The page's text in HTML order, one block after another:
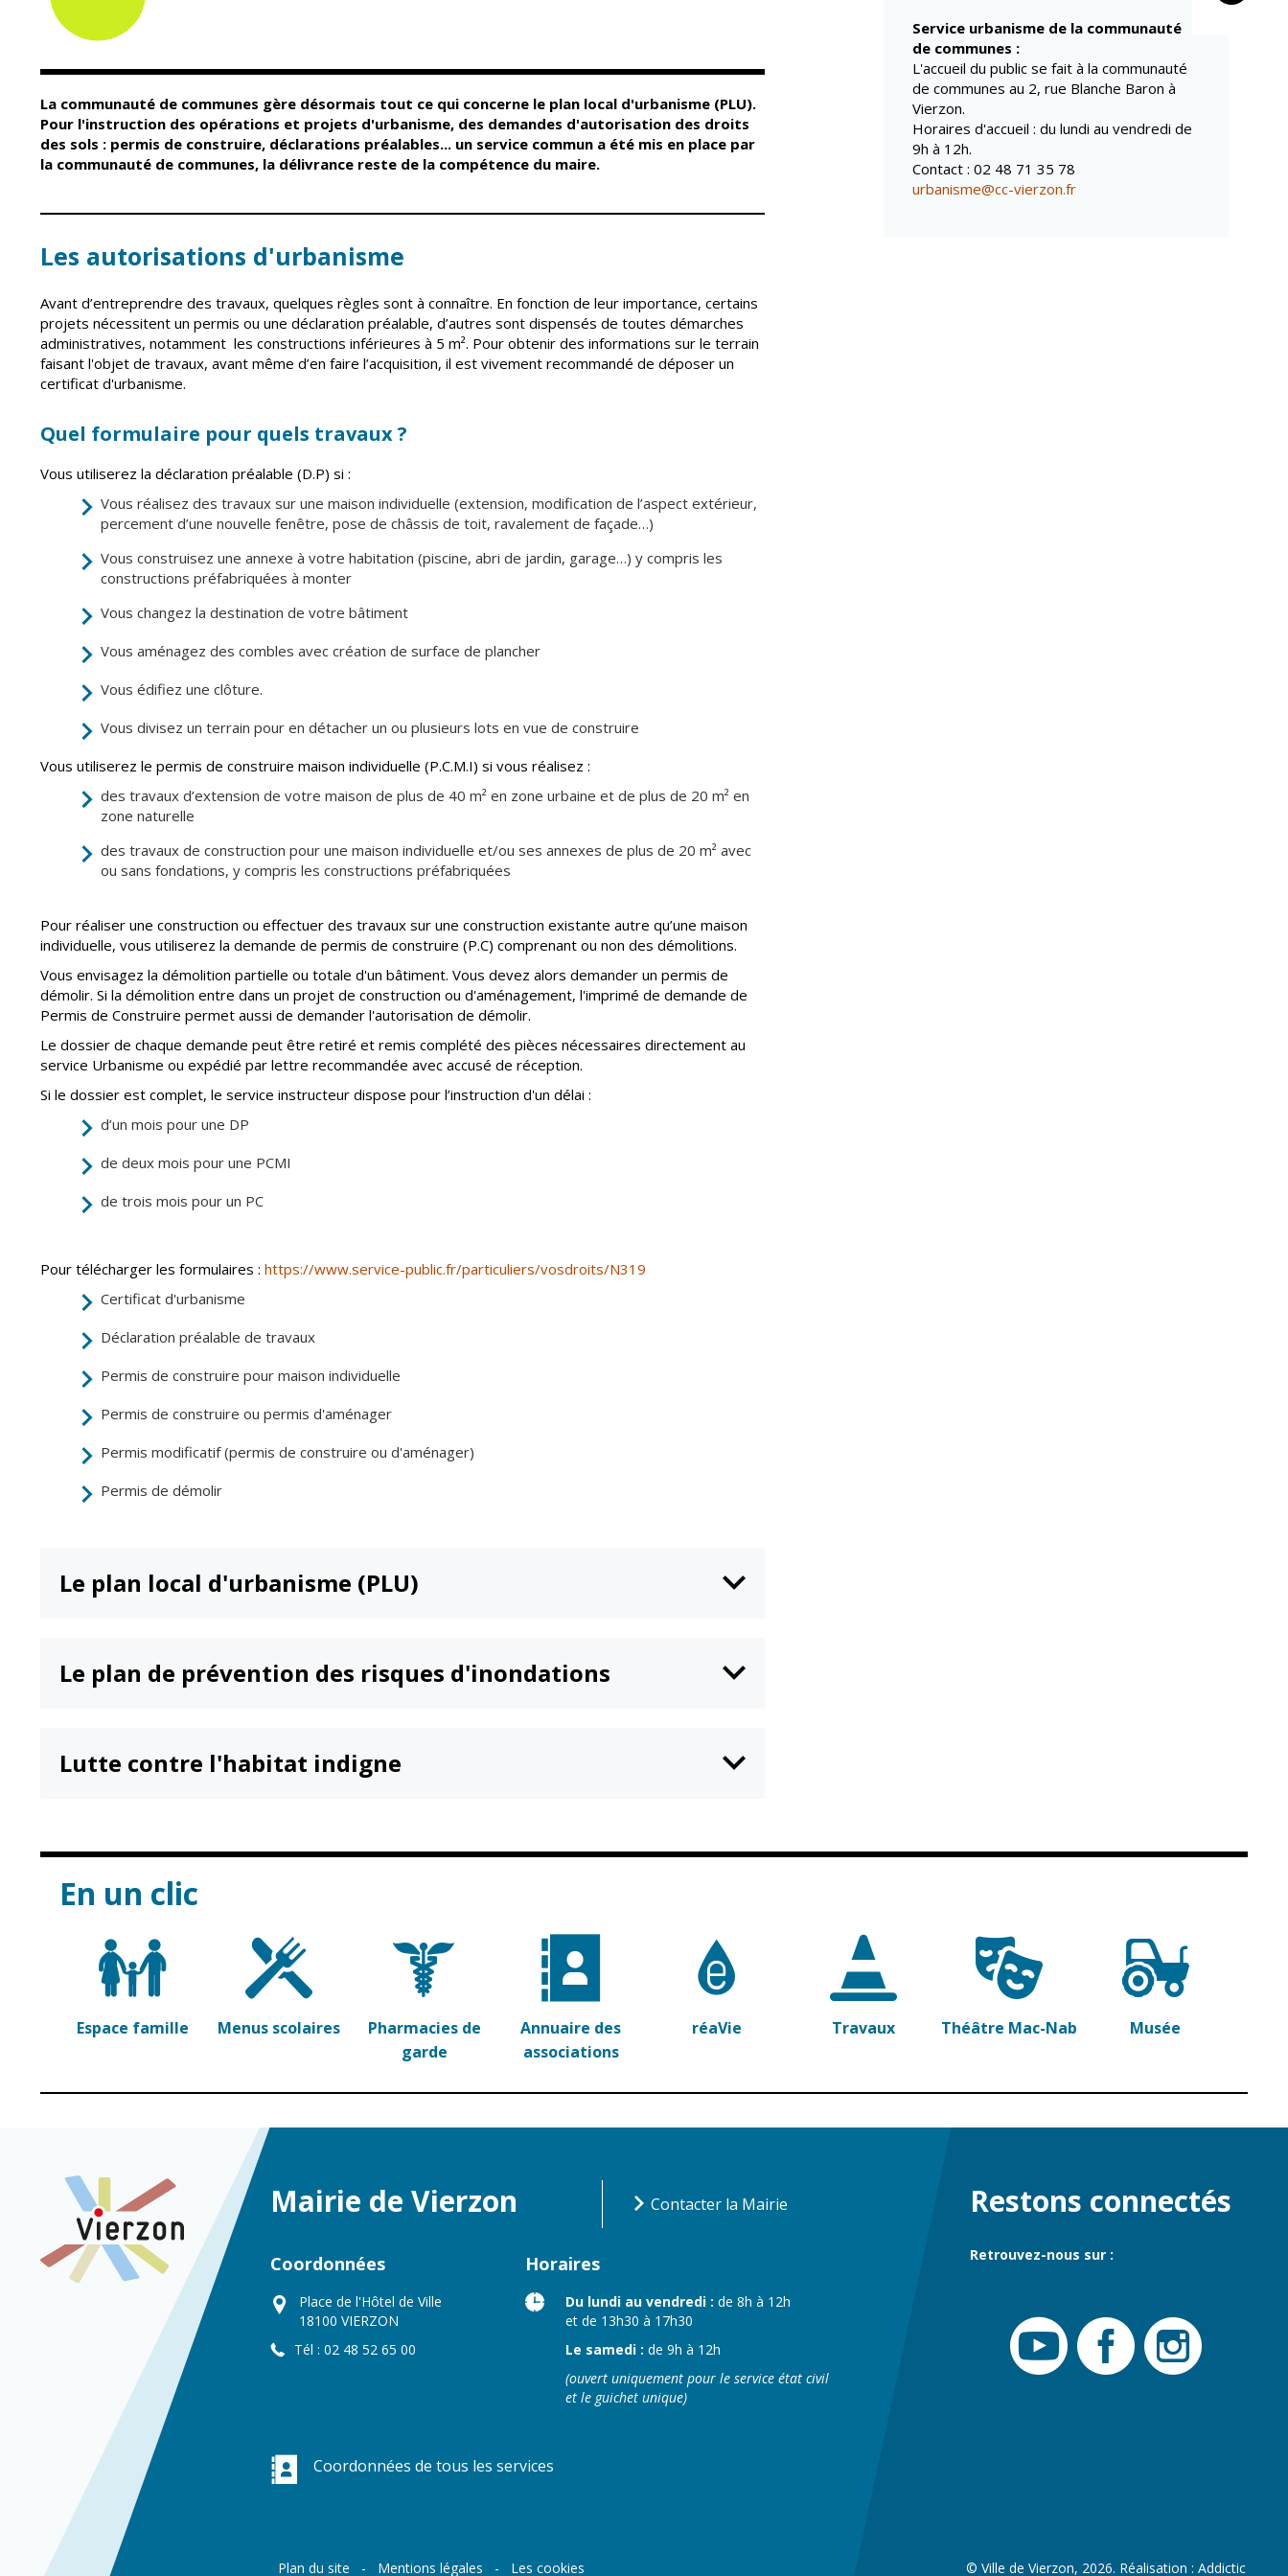
Conseil Municipal
Services de la Ville
Marchés publics
Cimetières
Titres d'identité
Élections
Jumelages
actes
administratifs
Journal municipal
Actualités
Fil de l'info
Multi-accueil
Scolarité
Établissements
scolaires
éducative et
inclusion
Inscriptions
scolaires 2026-2027
Enfance jeunesse
Centres de loisirs
Point information
municipale
L'EHPAD
Autonomie
seniors
Santé
Contrat local de
Pharmacies de
garde
Conservatoire
Ateliers arts
plastiques
Musée
Archives du
vendredi
Sports
Associations
Démarches des
Espaces verts
Réglementation
Transports
Tranquillité
publique
Renouvellement
quartiers
d'enfants
Conseil citoyen
La communauté de communes gère désormais tout ce qui concerne le plan local d'urbanisme (PLU).
Pour l'instruction des opérations et projets d'urbanisme, des demandes d'autorisation des droits
des sols : permis de construire, déclarations préalables... un service commun a été mis en place par
la communauté de communes, la délivrance reste de la compétence du maire.
Les autorisations d'urbanisme
Avant d’entreprendre des travaux, quelques règles sont à connaître. En fonction de leur importance, certains
projets nécessitent un permis ou une déclaration préalable, d’autres sont dispensés de toutes démarches
administratives, notamment les constructions inférieures à 5 m². Pour obtenir des informations sur le terrain
faisant l'objet de travaux, avant même d’en faire l’acquisition, il est vivement recommandé de déposer un
certificat d'urbanisme.
Quel formulaire pour quels travaux ?
Vous utiliserez la déclaration préalable (D.P) si :
Vous réalisez des travaux sur une maison individuelle (extension, modification de l’aspect extérieur,
percement d’une nouvelle fenêtre, pose de châssis de toit, ravalement de façade…)
Vous construisez une annexe à votre habitation (piscine, abri de jardin, garage…) y compris les
constructions préfabriquées à monter
Vous changez la destination de votre bâtiment
Vous aménagez des combles avec création de surface de plancher
Vous édifiez une clôture.
Vous divisez un terrain pour en détacher un ou plusieurs lots en vue de construire
Vous utiliserez le permis de construire maison individuelle (P.C.M.I) si vous réalisez :
des travaux d’extension de votre maison de plus de 40 m² en zone urbaine et de plus de 20 m² en
zone naturelle
des travaux de construction pour une maison individuelle et/ou ses annexes de plus de 20 m² avec
ou sans fondations, y compris les constructions préfabriquées
Pour réaliser une construction ou effectuer des travaux sur une construction existante autre qu’une maison
individuelle, vous utiliserez la demande de permis de construire (P.C) comprenant ou non des démolitions.
Vous envisagez la démolition partielle ou totale d'un bâtiment. Vous devez alors demander un permis de
démolir. Si la démolition entre dans un projet de construction ou d'aménagement, l'imprimé de demande de
Permis de Construire permet aussi de demander l'autorisation de démolir.
Le dossier de chaque demande peut être retiré et remis complété des pièces nécessaires directement au
service Urbanisme ou expédié par lettre recommandée avec accusé de réception.
Si le dossier est complet, le service instructeur dispose pour l’instruction d'un délai :
d’un mois pour une DP
de deux mois pour une PCMI
de trois mois pour un PC
Pour télécharger les formulaires : https://www.service-public.fr/particuliers/vosdroits/N319
Certificat d'urbanisme
Déclaration préalable de travaux
Permis de construire pour maison individuelle
Permis de construire ou permis d'aménager
Permis modificatif (permis de construire ou d'aménager)
Permis de démolir
Le plan local d'urbanisme (PLU)
Le plan de prévention des risques d'inondations
Lutte contre l'habitat indigne
Service urbanisme de la communauté
de communes :
L'accueil du public se fait à la communauté
de communes au 2, rue Blanche Baron à
Vierzon.
Horaires d'accueil : du lundi au vendredi de
9h à 12h.
Contact : 02 48 71 35 78
urbanisme@cc-vierzon.fr
En un clic
Espace famille Menus scolaires
Pharmacies de
garde
Annuaire des
associations
réaVie Travaux Théâtre Mac-Nab Musée
Mairie de Vierzon Contacter la Mairie
Coordonnées
Place de l'Hôtel de Ville
18100 VIERZON
Tél : 02 48 52 65 00
Horaires
Du lundi au vendredi : de 8h à 12h
et de 13h30 à 17h30
Le samedi : de 9h à 12h
(ouvert uniquement pour le service état civil
et le guichet unique)
Coordonnées de tous les services
Plan du site Mentions légales Les cookies
Restons connectés
Retrouvez-nous sur :
© Ville de Vierzon, 2026. Réalisation : Addictic